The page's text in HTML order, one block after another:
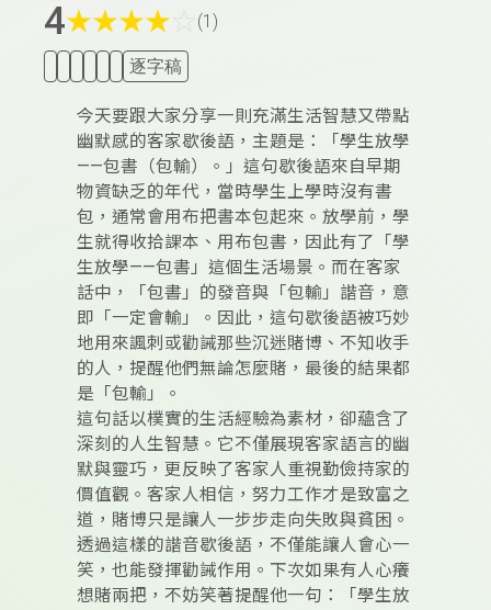
4★★★★ (1)
逐字稿
今天要跟大家分享一則充滿生活智慧又帶點
幽默感的客家歇後語，主題是：「學生放學
——包書（包輸）。」這句歇後語來自早期
物資缺乏的年代，當時學生上學時沒有書
包，通常會用布把書本包起來。放學前，學
生就得收拾課本、用布包書，因此有了「學
生放學——包書」這個生活場景。而在客家
話中，「包書」的發音與「包輸」諧音，意
即「一定會輸」。因此，這句歇後語被巧妙
地用來諷刺或勸誡那些沉迷賭博、不知收手
的人，提醒他們無論怎麼賭，最後的結果都
是「包輸」。
這句話以樸實的生活經驗為素材，卻蘊含了
深刻的人生智慧。它不僅展現客家語言的幽
默與靈巧，更反映了客家人重視勤儉持家的
價值觀。客家人相信，努力工作才是致富之
道，賭博只是讓人一步步走向失敗與貧困。
透過這樣的諧音歇後語，不僅能讓人會心一
笑，也能發揮勸誡作用。下次如果有人心癢
想賭兩把，不妨笑著提醒他一句：「學生放